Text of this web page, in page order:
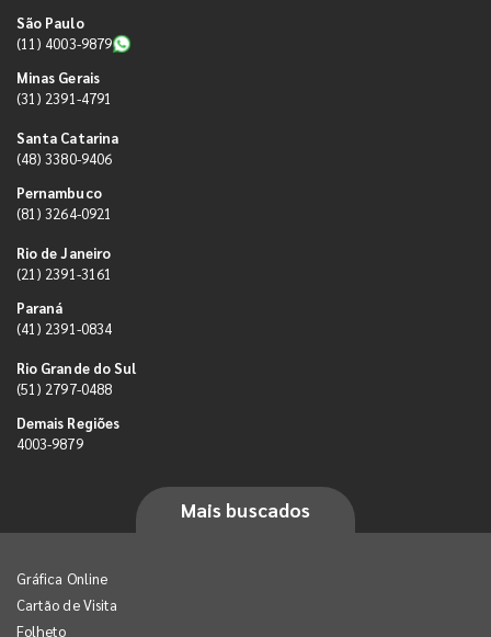
São Paulo
(11) 4003-9879
Minas Gerais
(31) 2391-4791
Santa Catarina
(48) 3380-9406
Pernambuco
(81) 3264-0921
Rio de Janeiro
(21) 2391-3161
Paraná
(41) 2391-0834
Rio Grande do Sul
(51) 2797-0488
Demais Regiões
4003-9879
Mais buscados
Gráfica Online
Cartão de Visita
Folheto